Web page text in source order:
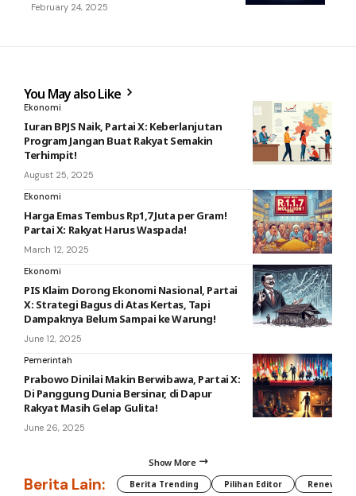
February 24, 2025
You May also Like
Ekonomi
Iuran BPJS Naik, Partai X: Keberlanjutan
Program Jangan Buat Rakyat Semakin
Terhimpit!
August 25, 2025
Ekonomi
Harga Emas Tembus Rp1,7 Juta per Gram!
Partai X: Rakyat Harus Waspada!
March 12, 2025
Ekonomi
PIS Klaim Dorong Ekonomi Nasional, Partai
X: Strategi Bagus di Atas Kertas, Tapi
Dampaknya Belum Sampai ke Warung!
June 12, 2025
Pemerintah
Prabowo Dinilai Makin Berwibawa, Partai X:
Di Panggung Dunia Bersinar, di Dapur
Rakyat Masih Gelap Gulita!
June 26, 2025
Show More
Berita Lain: Berita Trending Pilihan Editor